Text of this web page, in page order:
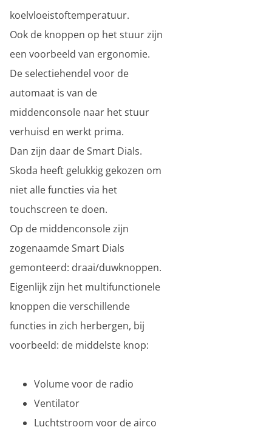
koelvloeistoftemperatuur.
Ook de knoppen op het stuur zijn
een voorbeeld van ergonomie.
De selectiehendel voor de
automaat is van de
middenconsole naar het stuur
verhuisd en werkt prima.
Dan zijn daar de Smart Dials.
Skoda heeft gelukkig gekozen om
niet alle functies via het
touchscreen te doen.
Op de middenconsole zijn
zogenaamde Smart Dials
gemonteerd: draai/duwknoppen.
Eigenlijk zijn het multifunctionele
knoppen die verschillende
functies in zich herbergen, bij
voorbeeld: de middelste knop:
Volume voor de radio
Ventilator
Luchtstroom voor de airco